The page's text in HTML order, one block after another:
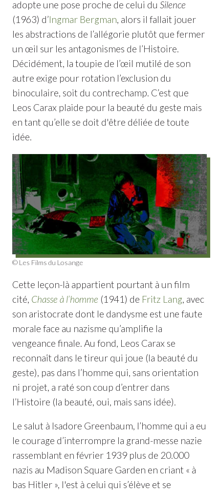
adopte une pose proche de celui du Silence
(1963) d’Ingmar Bergman, alors il fallait jouer
les abstractions de l’allégorie plutôt que fermer
un œil sur les antagonismes de l’Histoire.
Décidément, la toupie de l’œil mutilé de son
autre exige pour rotation l’exclusion du
binoculaire, soit du contrechamp. C’est que
Leos Carax plaide pour la beauté du geste mais
en tant qu’elle se doit d'être déliée de toute
idée.
© Les Films du Losange
Cette leçon-là appartient pourtant à un film
cité, Chasse à l’homme (1941) de Fritz Lang, avec
son aristocrate dont le dandysme est une faute
morale face au nazisme qu’amplifie la
vengeance finale. Au fond, Leos Carax se
reconnaît dans le tireur qui joue (la beauté du
geste), pas dans l’homme qui, sans orientation
ni projet, a raté son coup d’entrer dans
l’Histoire (la beauté, oui, mais sans idée).
Le salut à Isadore Greenbaum, l’homme qui a eu
le courage d’interrompre la grand-messe nazie
rassemblant en février 1939 plus de 20.000
nazis au Madison Square Garden en criant « à
bas Hitler », l'est à celui qui s’élève et se